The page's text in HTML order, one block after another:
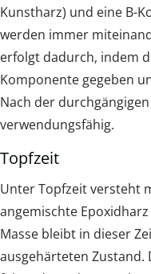
Kunstharz) und eine B-
werden immer
erfolgt dadurch, indem
Komponente gegeben
Nach der
verwendungsfähig.
Topfzeit
Unter Topfzeit versteht
angemischte
Masse bleibt in dieser
ausgehärteten Zustand.